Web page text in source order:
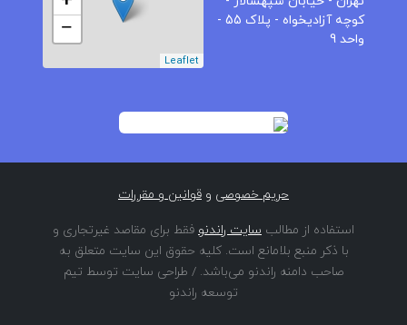
کوچه آزادیخواه - پلاک 55 -
واحد 9
−
Leaflet
حریم خصوصی و قوانین و مقررات
استفاده از مطالب سایت راندنو فقط برای مقاصد غیرتجاری و
با ذکر منبع بلامانع است. کلیه حقوق این سایت متعلق به
صاحب دامنه راندنو می‌باشد. / طراحی سایت توسط تیم
توسعه راندنو